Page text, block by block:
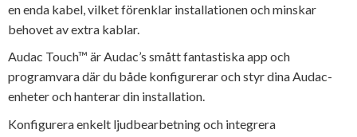
en enda kabel, vilket förenklar installationen och minskar
behovet av extra kablar.
Audac Touch™ är Audac’s smått fantastiska app och
programvara där du både konfigurerar och styr dina Audac-
enheter och hanterar din installation.
Konfigurera enkelt ljudbearbetning och integrera